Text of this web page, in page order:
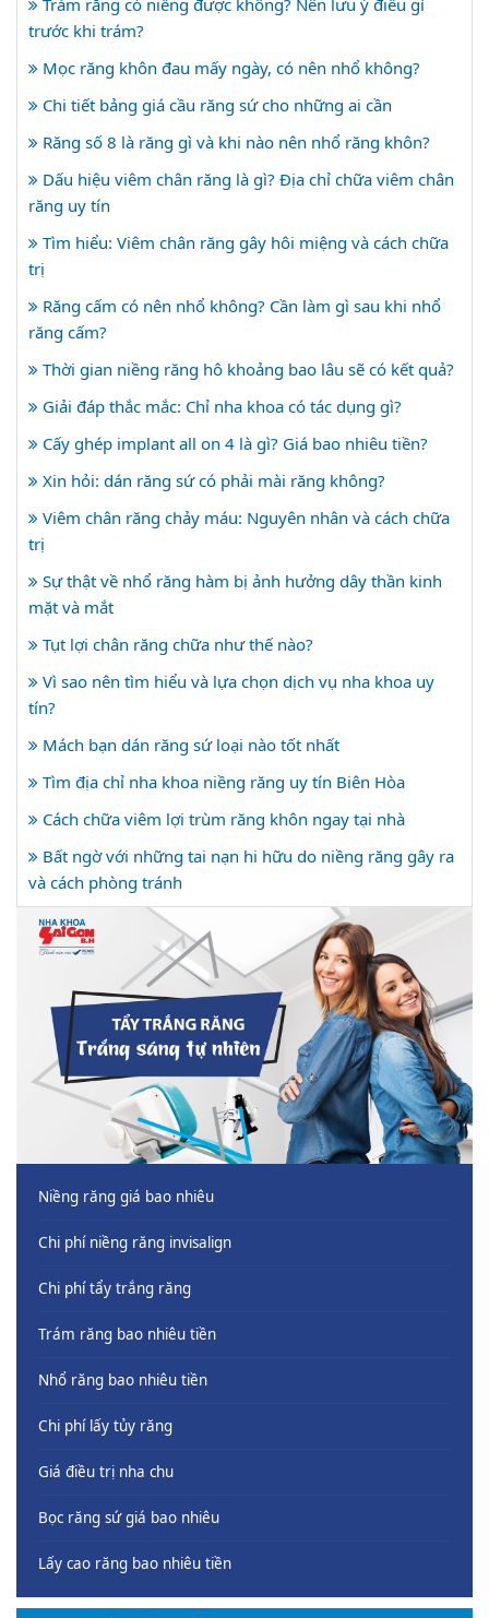
Trám răng có niềng được không? Nên lưu ý điều gì
trước khi trám?
Mọc răng khôn đau mấy ngày, có nên nhổ không?
Chi tiết bảng giá cầu răng sứ cho những ai cần
Răng số 8 là răng gì và khi nào nên nhổ răng khôn?
Dấu hiệu viêm chân răng là gì? Địa chỉ chữa viêm chân
răng uy tín
Tìm hiểu: Viêm chân răng gây hôi miệng và cách chữa
trị
Răng cấm có nên nhổ không? Cần làm gì sau khi nhổ
răng cấm?
Thời gian niềng răng hô khoảng bao lâu sẽ có kết quả?
Giải đáp thắc mắc: Chỉ nha khoa có tác dụng gì?
Cấy ghép implant all on 4 là gì? Giá bao nhiêu tiền?
Xin hỏi: dán răng sứ có phải mài răng không?
Viêm chân răng chảy máu: Nguyên nhân và cách chữa
trị
Sự thật về nhổ răng hàm bị ảnh hưởng dây thần kinh
mặt và mắt
Tụt lợi chân răng chữa như thế nào?
Vì sao nên tìm hiểu và lựa chọn dịch vụ nha khoa uy
tín?
Mách bạn dán răng sứ loại nào tốt nhất
Tìm địa chỉ nha khoa niềng răng uy tín Biên Hòa
Cách chữa viêm lợi trùm răng khôn ngay tại nhà
Bất ngờ với những tai nạn hi hữu do niềng răng gây ra
và cách phòng tránh
Niềng răng giá bao nhiêu
Chi phí niềng răng invisalign
Chi phí tẩy trắng răng
Trám răng bao nhiêu tiền
Nhổ răng bao nhiêu tiền
Chi phí lấy tủy răng
Giá điều trị nha chu
Bọc răng sứ giá bao nhiêu
Lấy cao răng bao nhiêu tiền